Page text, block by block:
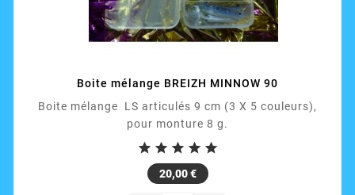
Boite mélange BREIZH MINNOW 90
Boite mélange LS articulés 9 cm (3 X 5 couleurs),
pour monture 8 g.
    
20,00 € Prix